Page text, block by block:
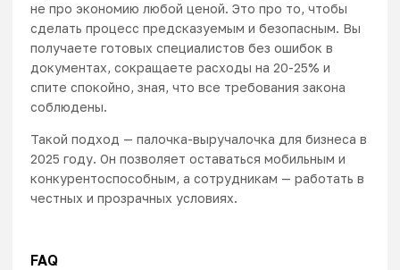
не про экономию любой ценой. Это про то, чтобы
сделать процесс предсказуемым и безопасным. Вы
получаете готовых специалистов без ошибок в
документах, сокращаете расходы на 20-25% и
спите спокойно, зная, что все требования закона
соблюдены.
Такой подход — палочка-выручалочка для бизнеса в
2025 году. Он позволяет оставаться мобильным и
конкурентоспособным, а сотрудникам — работать в
честных и прозрачных условиях.
FAQ